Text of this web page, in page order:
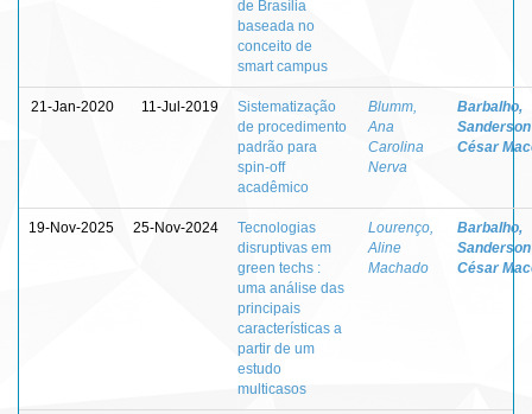
de Brasília
baseada no
conceito de
smart campus
21-Jan-2020 11-Jul-2019
Sistematização
de procedimento
padrão para
spin-off
acadêmico
Blumm,
Ana
Carolina
Nerva
Barbalho,
Sanderson
César
19-Nov-2025 25-Nov-2024
Tecnologias
disruptivas em
green techs :
uma análise das
principais
características a
partir de um
estudo
multicasos
Lourenço,
Aline
Machado
Barbalho,
Sanderson
César